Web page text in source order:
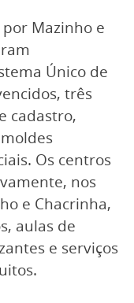
Mazinho e
Único de
três
cadastro,
Os centros
nos
e Chacrinha,
aulas de
e serviços